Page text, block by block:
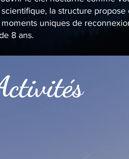
la structure
uniques de
8 ans.